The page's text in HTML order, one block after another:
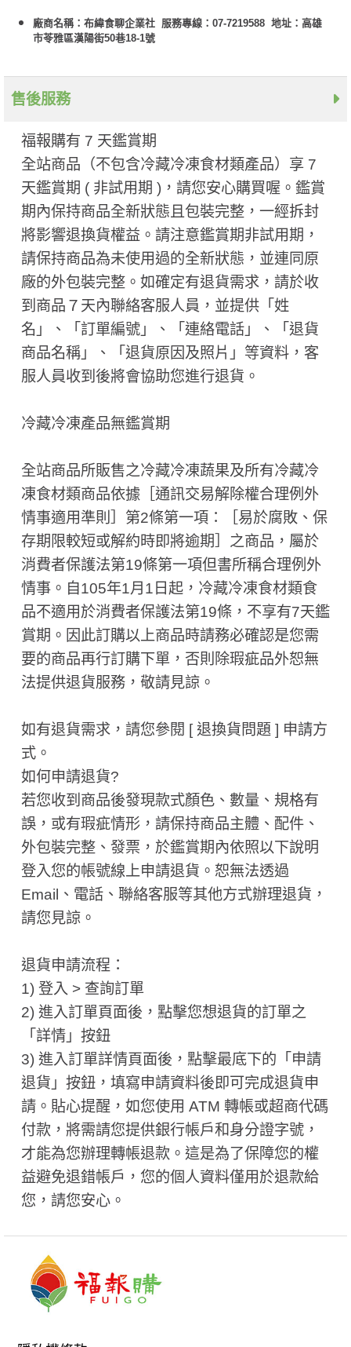
廠商名稱：布緯食聊企業社 服務專線：07-7219588 地址：高雄
市苓雅區漢陽街50巷18-1號
售後服務
福報購有 7 天鑑賞期
全站商品（不包含冷藏冷凍食材類產品）享 7
天鑑賞期 ( 非試用期 ​)，請您安心購買喔。鑑賞
期內保持商品全新狀態且包裝完整，一經拆封
將影響退換貨權益。請注意鑑賞期非試用期，
請保持商品為未使用過的全新狀態，並連同原
廠的外包裝完整。如確定有退貨需求，請於收
到商品７天內聯絡客服人員，並提供「姓
名」、「訂單編號」、「連絡電話」、「退貨
商品名稱」、「退貨原因及照片」等資料，客
服人員收到後將會協助您進行退貨。
冷藏冷凍產品無鑑賞期
全站商品所販售之冷藏冷凍蔬果及所有冷藏冷
凍食材類商品依據［通訊交易解除權合理例外
情事適用準則］第2條第一項：［易於腐敗、保
存期限較短或解約時即將逾期］之商品，屬於
消費者保護法第19條第一項但書所稱合理例外
情事。自105年1月1日起，冷藏冷凍食材類食
品不適用於消費者保護法第19條，不享有7天鑑
賞期。因此訂購以上商品時請務必確認是您需
要的商品再行訂購下單，否則除瑕疵品外恕無
法提供退貨服務，敬請見諒。
如有退貨需求，請您參閱 [ 退換貨問題 ] 申請方
式。
如何申請退貨?
若您收到商品後發現款式顏色、數量、規格有
誤，或有瑕疵情形，請保持商品主體、配件、
外包裝完整、發票，於鑑賞期內依照以下說明
登入您的帳號線上申請退貨。恕無法透過
Email、電話、聯絡客服等其他方式辦理退貨，
請您見諒。
退貨申請流程：
1) 登入 > 查詢訂單
2) 進入訂單頁面後，點擊您想退貨的訂單之
「詳情」按鈕
3) 進入訂單詳情頁面後，點擊最底下的「申請
退貨」按鈕，填寫申請資料後即可完成退貨申
請。貼心提醒，如您使用 ATM 轉帳或超商代碼
付款，將需請您提供銀行帳戶和身分證字號，
才能為您辦理轉帳退款。這是為了保障您的權
益避免退錯帳戶，您的個人資料僅用於退款給
您，請您安心。